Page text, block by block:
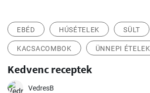
EBÉD HÚSÉTELEK SÜLT
KACSACOMBOK ÜNNEPI ÉTELEK
Kedvenc receptek
VedresB